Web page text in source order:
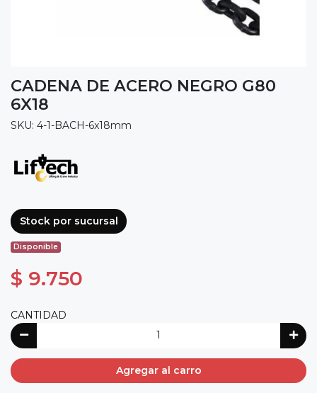
CADENA DE ACERO NEGRO G80
6X18
SKU: 4-1-BACH-6x18mm
Stock por sucursal
Disponible
$ 9.750
CANTIDAD
Agregar al carro